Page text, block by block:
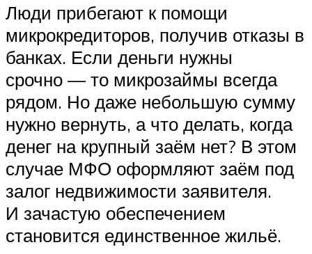
Люди прибегают к помощи
микрокредиторов, получив отказы в
банках. Если деньги нужны
срочно — то микрозаймы всегда
рядом. Но даже небольшую сумму
нужно вернуть, а что делать, когда
денег на крупный заём нет? В этом
случае МФО оформляют заём под
залог недвижимости заявителя.
И зачастую обеспечением
становится единственное жильё.